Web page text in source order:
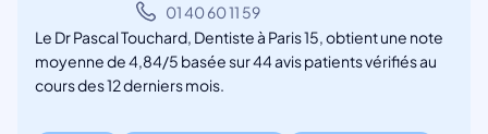
01 40 60 11 59
Le Dr Pascal Touchard, Dentiste à Paris 15, obtient une note
moyenne de 4,84/5 basée sur 44 avis patients vérifiés au
cours des 12 derniers mois.